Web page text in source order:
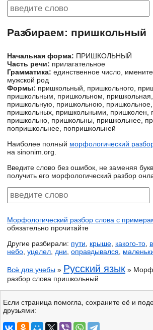
Разбираем: пришкольный
Начальная форма: ПРИШКОЛЬНЫЙ
Часть речи: прилагательное
Грамматика: единственное число,
мужской род
Формы: пришкольный, пришкольного,
пришкольным, пришкольном, пришкольная,
пришкольную, пришкольною,
пришкольных, пришкольными, пришколен,
пришкольно, пришкольны, пришкольнее,
попришкольнее, попришкольней
Наиболее полный морфологический
на sinonim.org.
Введите слово без ошибок, не заменяя
получить его морфологический разбор
Морфологический разбор слова с
обязательно прочитайте
Другие разбирали: пути крыше какого-то
небо уцелел дни оправдывался
Всё для учебы » Русский язык »
разбор слова пришкольный
Если страница помогла, сохраните её и
друзьями: